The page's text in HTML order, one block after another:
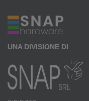
UNA DIVISIONE DI